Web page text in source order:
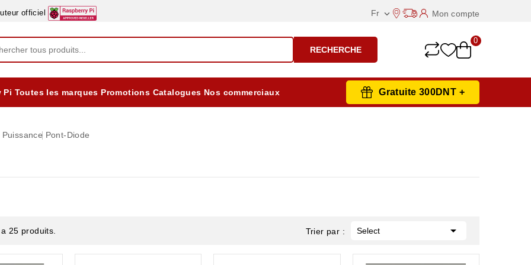
officiel Fr  Mon compte
RECHERCHE
0
Pi Toutes les marques Promotions Catalogues Nos commerciaux Gratuite 300DNT +
Pont-Diode
25 produits. Trier par : Select 